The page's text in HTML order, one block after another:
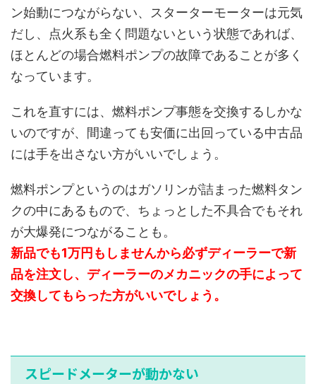
ン始動につながらない、スターターモーターは元気
だし、点火系も全く問題ないという状態であれば、
ほとんどの場合燃料ポンプの故障であることが多く
なっています。
これを直すには、燃料ポンプ事態を交換するしかな
いのですが、間違っても安価に出回っている中古品
には手を出さない方がいいでしょう。
燃料ポンプというのはガソリンが詰まった燃料タン
クの中にあるもので、ちょっとした不具合でもそれ
が大爆発につながることも。
新品でも1万円もしませんから必ずディーラーで新
品を注文し、ディーラーのメカニックの手によって
交換してもらった方がいいでしょう。
スピードメーターが動かない